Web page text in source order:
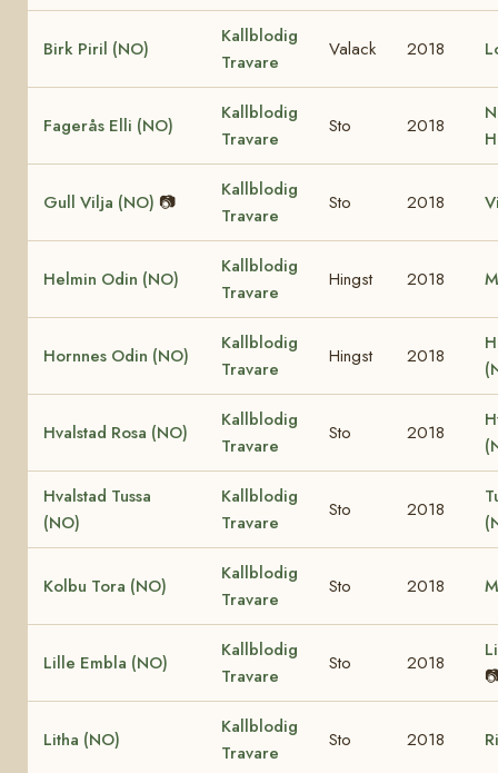
Birk Piril (NO)
Kallblodig
Travare
Valack 2018
Fagerås Elli (NO)
Kallblodig
Travare
Sto 2018
Gull Vilja (NO) 📷
Kallblodig
Travare
Sto 2018
Helmin Odin (NO)
Kallblodig
Travare
Hingst 2018
Hornnes Odin (NO)
Kallblodig
Travare
Hingst 2018
Hvalstad Rosa (NO)
Kallblodig
Travare
Sto 2018
Hvalstad Tussa
(NO)
Kallblodig
Travare
Sto 2018
Kolbu Tora (NO)
Kallblodig
Travare
Sto 2018
Lille Embla (NO)
Kallblodig
Travare
Sto 2018
Litha (NO)
Kallblodig
Travare
Sto 2018